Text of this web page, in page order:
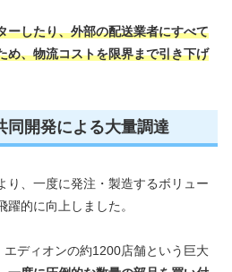
ーしたり、外部の配送業者にすべて
め、物流コストを限界まで引き下げ
同開発による大量調達
り、一度に発注・製造するボリュー
躍的に向上しました。
ディオンの約1200店舗という巨大